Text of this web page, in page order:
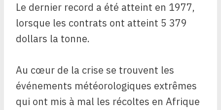
Le dernier record a été atteint en 1977,
lorsque les contrats ont atteint 5 379
dollars la tonne.
Au cœur de la crise se trouvent les
événements météorologiques extrêmes
qui ont mis à mal les récoltes en Afrique